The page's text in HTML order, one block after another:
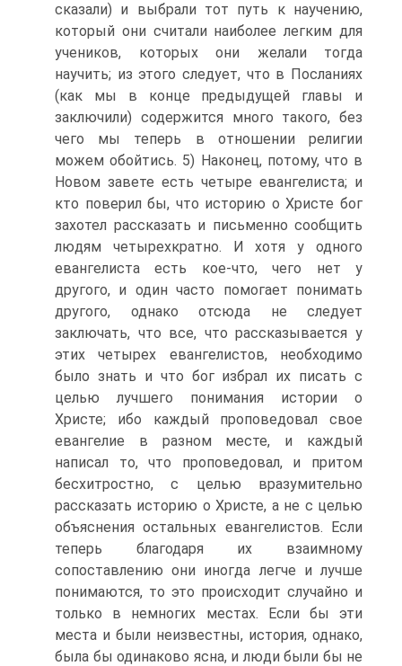
сказали) и выбрали тот путь к научению,
который они считали наиболее легким для
учеников, которых они желали тогда
научить; из этого следует, что в Посланиях
(как мы в конце предыдущей главы и
заключили) содержится много такого, без
чего мы теперь в отношении религии
можем обойтись. 5) Наконец, потому, что в
Новом завете есть четыре евангелиста; и
кто поверил бы, что историю о Христе бог
захотел рассказать и письменно сообщить
людям четырехкратно. И хотя у одного
евангелиста есть кое-что, чего нет у
другого, и один часто помогает понимать
другого, однако отсюда не следует
заключать, что все, что рассказывается у
этих четырех евангелистов, необходимо
было знать и что бог избрал их писать с
целью лучшего понимания истории о
Христе; ибо каждый проповедовал свое
евангелие в разном месте, и каждый
написал то, что проповедовал, и притом
бесхитростно, с целью вразумительно
рассказать историю о Христе, а не с целью
объяснения остальных евангелистов. Если
теперь благодаря их взаимному
сопоставлению они иногда легче и лучше
понимаются, то это происходит случайно и
только в немногих местах. Если бы эти
места и были неизвестны, история, однако,
была бы одинаково ясна, и люди были бы не